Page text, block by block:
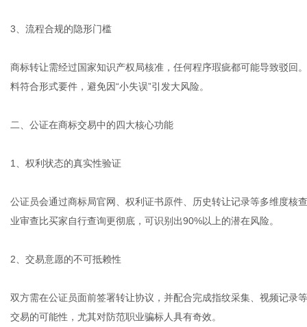
3、流程合规的隐形门槛
商标转让需经过国家知识产权局核准，任何程序瑕疵都可能导致驳回
料符合形式要件，避免因“小失误”引发大风险。
二、公证在商标交易中的四大核心功能
1、权利状态的真实性验证
公证员会通过商标局官网、权利证书原件、历史转让记录等多维度核
业审查比买家自行查询更彻底，可识别出90%以上的潜在风险。
2、交易意愿的不可抵赖性
双方需在公证员面前签署转让协议，并配合完成指纹采集、视频记录
交易的可能性，尤其对防范职业骗标人具有奇效。